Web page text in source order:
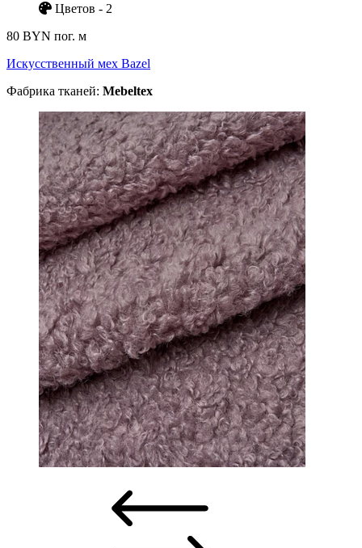
Цветов - 2
80 BYN пог. м
Искусственный мех Bazel
Фабрика тканей: Mebeltex